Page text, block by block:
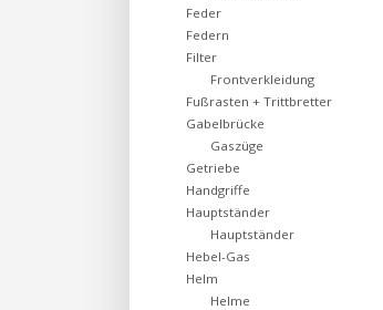
Feder
Federn
Filter
Frontverkleidung
Fußrasten + Trittbretter
Gabelbrücke
Gaszüge
Getriebe
Handgriffe
Hauptständer
Hauptständer
Hebel-Gas
Helm
Helme